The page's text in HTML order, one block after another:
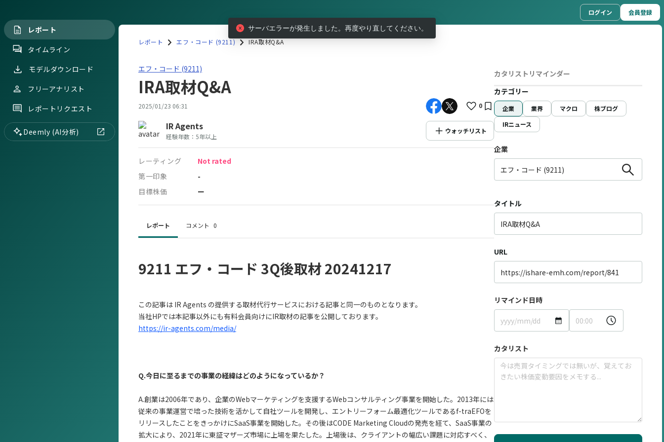
レポート
タイムライン
モデルダウンロード
フリーアナリスト
レポートリクエスト
Deemly (AI分析)
ログイン 会員登録
レポート エフ・コード (9211) IRA取材Q&A
エフ・コード(9211)IRA取材Q&A
エフ・コード (9211)
IRA取材Q&A
2025/01/23 06:31 0
IR Agents
経験年数： 5年以上
ウォッチリスト
レーティング
Not rated
第一印象
-
目標株価 ー
レポート コメント 0
9211 エフ・コード 3Q後取材 20241217
この記事は IR Agents の提供する取材代行サービスにおける記事と同一のものとなります。
当社HPでは本記事以外にも有料会員向けにIR取材の記事を公開しております。
https://ir-agents.com/media/
Q.今日に至るまでの事業の経緯はどのようになっているか？
A.創業は2006年であり、企業のWebマーケティングを支援するWebコンサルティング事業を開始した。2013年には
従来の事業運営で培った技術を活かして自社ツールを開発し、エントリーフォーム最適化ツールであるf-traEFOを
リリースしたことをきっかけにSaaS事業を開始した。その後はCODE Marketing Cloudの発売を経て、SaaS事業の
拡大により、2021年に東証マザーズ市場に上場を果たした。上場後は、クライアントの幅広い課題に対応すべく、
カタリストリマインダー
カテゴリー
企業 業界 マクロ
株ブログ
IRニュース
企業
タイトル
URL
リマインド日時
カタリスト
サーバエラーが発生しました。再度やり直してください。